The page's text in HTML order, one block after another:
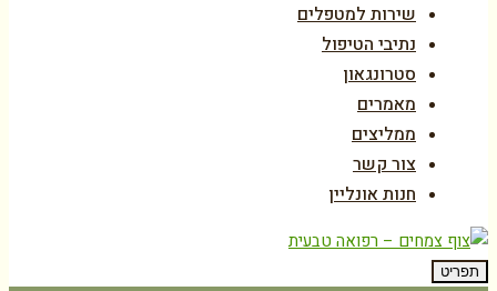
שירות למטפלים
נתיבי הטיפול
סטרונגאון
מאמרים
ממליצים
צור קשר
חנות אונליין
תפריט